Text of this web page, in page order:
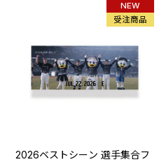
NEW
受注商品
2026ベストシーン 選手集合フ